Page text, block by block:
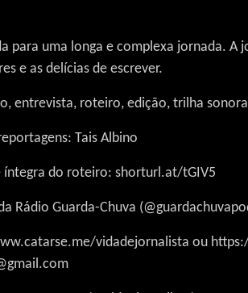
para uma longa e complexa jornada.
e as delícias de escrever.
entrevista, roteiro, edição, trilha sonora
Tais Albino
do roteiro: shorturl.at/tGIV5
Rádio Guarda-Chuva
vidadejornalista ou